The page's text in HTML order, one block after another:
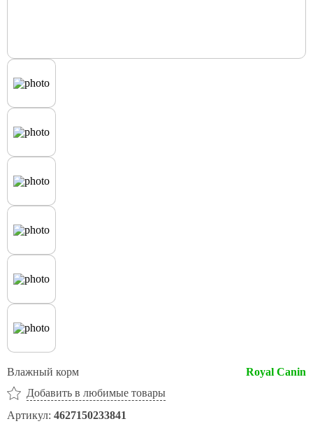
Влажный корм
Royal Canin
Добавить в любимые товары
Артикул: 4627150233841